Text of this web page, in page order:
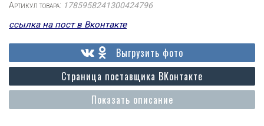
Артикул товара: 1785958241300424796
ссылка на пост в Вконтакте
Показать описание
Страница поставщика ВКонтакте
Выгрузить фото